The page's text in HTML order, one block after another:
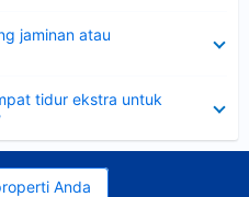
jaminan atau
tidur ekstra untuk
Anda